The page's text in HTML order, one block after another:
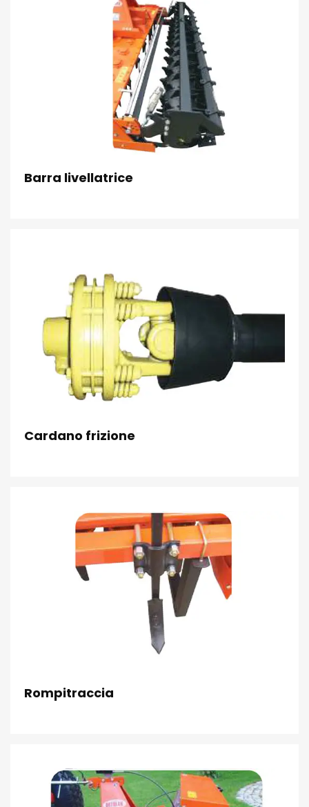
Barra livellatrice
Cardano frizione
Rompitraccia